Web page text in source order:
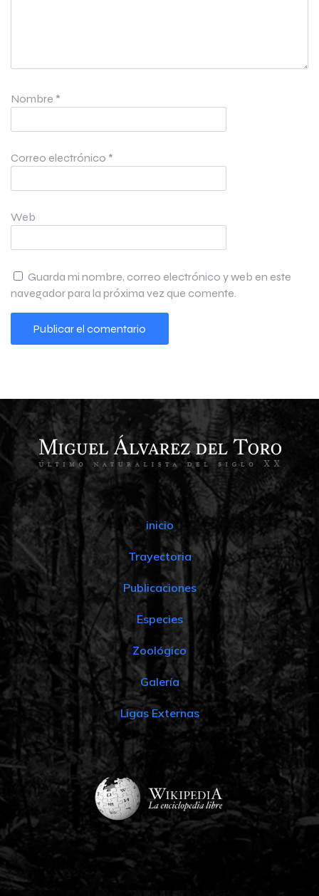
Nombre *
Correo electrónico *
Web
Guarda mi nombre, correo electrónico y web en este
navegador para la próxima vez que comente.
inicio
Trayectoria
Publicaciones
Especies
Zoológico
Galería
Ligas Externas